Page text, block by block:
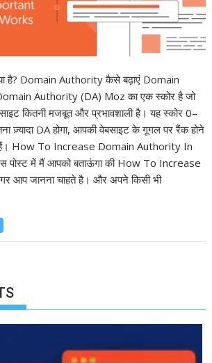
है? Domain Authority कैसे बढ़ाएं Domain
Authority (DA) Moz का एक स्कोर है जो
कितनी मजबूत और प्रभावशाली है। यह स्कोर 0–
ज़्यादा DA होगा, आपकी वेबसाइट के गूगल पर रैंक होने
हैं। How To Increase Domain Authority In
पोस्ट में मैं आपको बताऊंगा की How To Increase
आप जानना चाहते है। और अपने किसी भी